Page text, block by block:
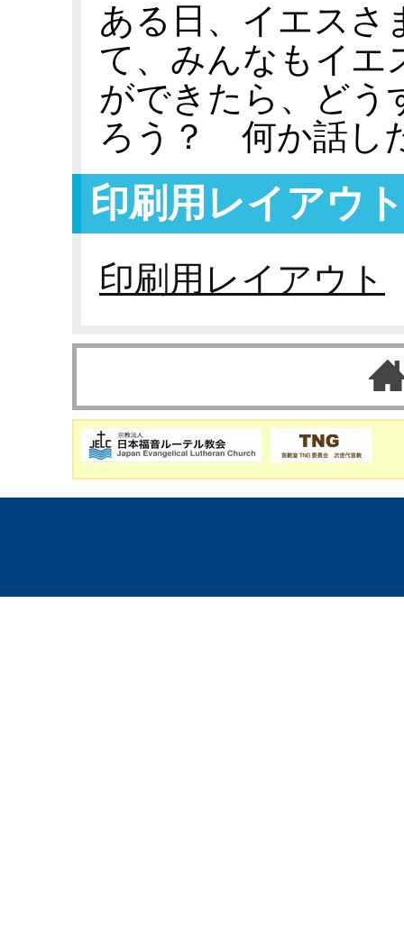
ある日、イエスさ
て、みんなもイエ
ができたら、ど
ろう？ 何か話し
印刷用レイアウト
印刷用レイアウト